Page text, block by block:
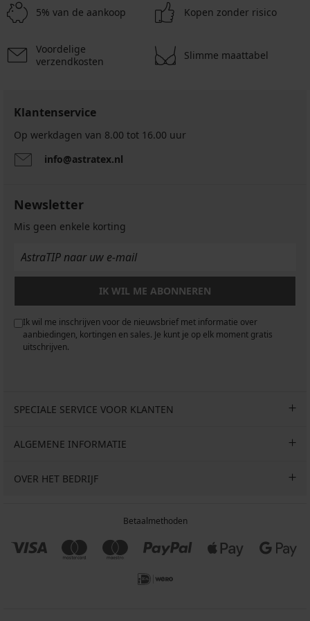
5% van de aankoop Kopen zonder risico
Voordelige
verzendkosten
Slimme maattabel
Klantenservice
Op werkdagen van 8.00 tot 16.00 uur
info@astratex.nl
Newsletter
Mis geen enkele korting
IK WIL ME ABONNEREN
Ik wil me inschrijven voor de nieuwsbrief met informatie over
aanbiedingen, kortingen en sales. Je kunt je op elk moment gratis
uitschrijven.
SPECIALE SERVICE VOOR KLANTEN
ALGEMENE INFORMATIE
OVER HET BEDRIJF
Betaalmethoden